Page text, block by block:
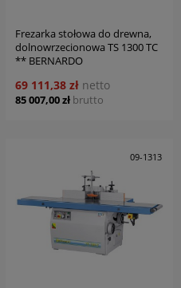
Frezarka stołowa do drewna,
dolnowrzecionowa TS 1300 TC
** BERNARDO
85 007,00 zł brutto
69 111,38 zł netto
09-1313